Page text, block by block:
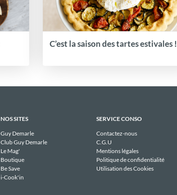
C’est la saison des tartes estivales !
NOS SITES
Guy Demarle
Club Guy Demarle
Le Mag'
Boutique
Be Save
i-Cook'in
SERVICE CONSO
Contactez-nous
C.G.U
Mentions légales
Politique de confidentialité
Utilisation des Cookies